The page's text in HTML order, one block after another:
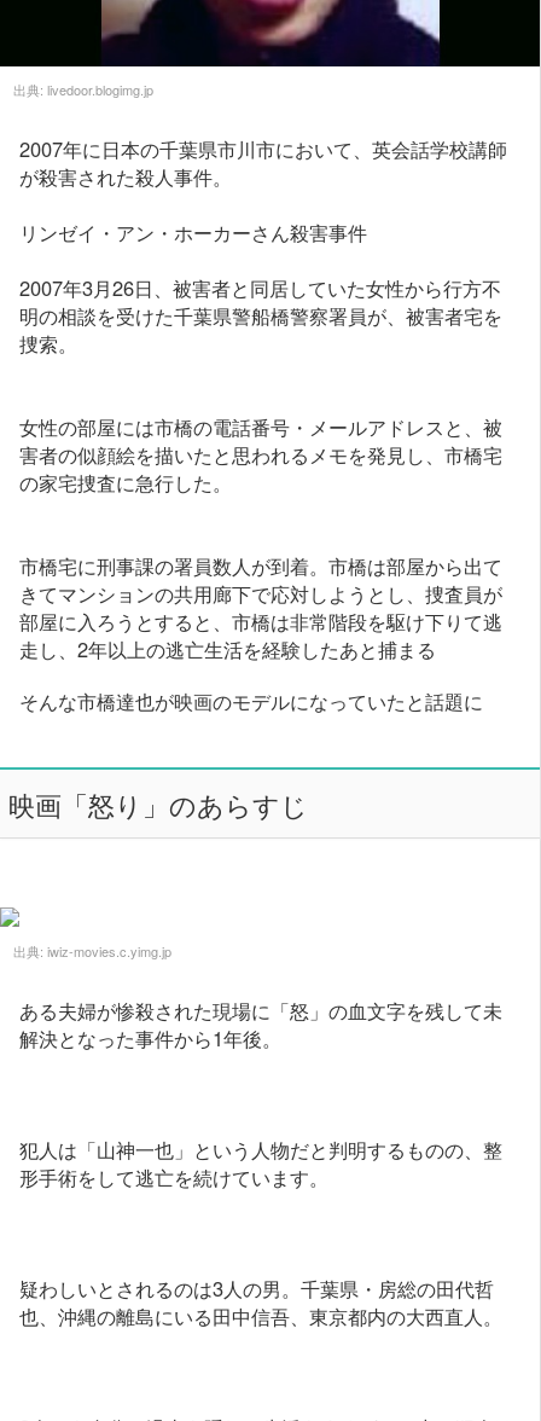
出典: livedoor.blogimg.jp
2007年に日本の千葉県市川市において、英会話学校講師
が殺害された殺人事件。
リンゼイ・アン・ホーカーさん殺害事件
2007年3月26日、被害者と同居していた女性から行方不
明の相談を受けた千葉県警船橋警察署員が、被害者宅を
捜索。
女性の部屋には市橋の電話番号・メールアドレスと、被
害者の似顔絵を描いたと思われるメモを発見し、市橋宅
の家宅捜査に急行した。
市橋宅に刑事課の署員数人が到着。市橋は部屋から出て
きてマンションの共用廊下で応対しようとし、捜査員が
部屋に入ろうとすると、市橋は非常階段を駆け下りて逃
走し、2年以上の逃亡生活を経験したあと捕まる
そんな市橋達也が映画のモデルになっていたと話題に
映画「怒り」のあらすじ
出典: iwiz-movies.c.yimg.jp
ある夫婦が惨殺された現場に「怒」の血文字を残して未
解決となった事件から1年後。
犯人は「山神一也」という人物だと判明するものの、整
形手術をして逃亡を続けています。
疑わしいとされるのは3人の男。千葉県・房総の田代哲
也、沖縄の離島にいる田中信吾、東京都内の大西直人。